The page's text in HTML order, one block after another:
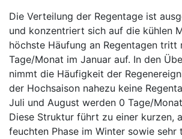
Die Verteilung der Regentage ist
und konzentriert sich auf die kühlen
höchste Häufung an Regentagen tritt
Tage/Monat im Januar auf. In den
nimmt die Häufigkeit der
der Hochsaison nahezu keine
Juli und August werden 0 Tage/
Diese Struktur führt zu einer kurzen,
feuchten Phase im Winter sowie sehr